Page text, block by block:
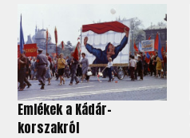
Emlékek a Kádár-
korszakról